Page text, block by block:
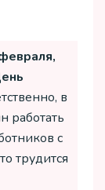
в
работать
с
трудится